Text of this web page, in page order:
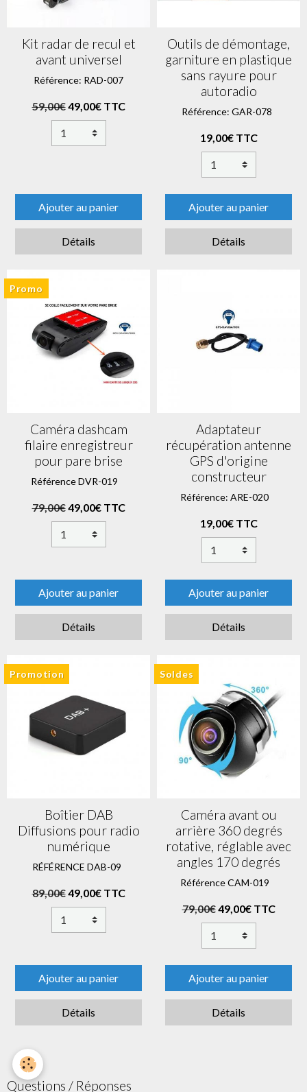
Kit radar de recul et
avant universel
Référence: RAD-007
59,00€49,00€ TTC
Ajouter au panier
Détails
Outils de démontage,
garniture en plastique
sans rayure pour
autoradio
Référence: GAR-078
19,00€ TTC
Ajouter au panier
Détails
Promo
Caméra dashcam
filaire enregistreur
pour pare brise
Référence DVR-019
79,00€49,00€ TTC
Ajouter au panier
Détails
Adaptateur
récupération antenne
GPS d'origine
constructeur
Référence: ARE-020
19,00€ TTC
Ajouter au panier
Détails
Promotion
Boîtier DAB
Diffusions pour radio
numérique
RÉFÉRENCE DAB-09
89,00€49,00€ TTC
Ajouter au panier
Détails
Soldes
Caméra avant ou
arrière 360 degrés
rotative, réglable avec
angles 170 degrés
Référence CAM-019
79,00€49,00€ TTC
Ajouter au panier
Détails
Questions / Réponses